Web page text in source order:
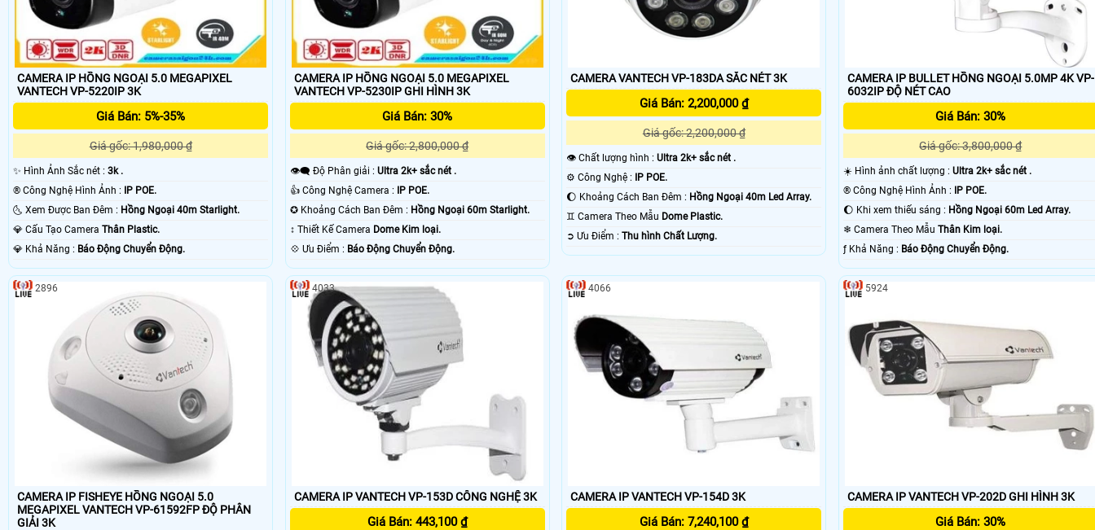
CAMERA IP HỒNG NGOẠI 5.0 MEGAPIXEL
VANTECH VP-5220IP 3K
Giá Bán: 5%-35%
Giá gốc: 1,980,000 ₫
✨ Hình Ảnh Sắc nét : 3k .
®️ Công Nghệ Hình Ảnh : IP POE.
🌜 Xem Được Ban Đêm : Hồng Ngoại 40m Starlight.
💎 Cấu Tạo Camera Thân Plastic.
️💎 Khả Năng : Báo Động Chuyển Động.
CAMERA IP HỒNG NGOẠI 5.0 MEGAPIXEL
VANTECH VP-5230IP GHI HÌNH 3K
Giá Bán: 30%
Giá gốc: 2,800,000 ₫
👁️‍🗨 Độ Phân giải : Ultra 2k+ sắc nét .
👍 Công Nghệ Camera : IP POE.
✪ Khoảng Cách Ban Đêm : Hồng Ngoại 60m Starlight.
↕️ Thiết Kế Camera Dome Kim loại.
️💠 Ưu Điểm : Báo Động Chuyển Động.
CAMERA VANTECH VP-183DA SẮC NÉT 3K
Giá Bán: 2,200,000 ₫
Giá gốc: 2,200,000 ₫
👁 Chất lượng hình :Ultra 2k+ sắc nét .
⚙ Công Nghệ : IP POE.
🌔 Khoảng Cách Ban Đêm : Hồng Ngoại 40m Led Array.
♊ Camera Theo Mẫu Dome Plastic.
️➲ Ưu Điểm :Thu hình Chất Lượng.
CAMERA IP BULLET HỒNG NGOẠI 5.0MP 4K VP-
6032IP ĐỘ NÉT CAO
Giá Bán: 30%
Giá gốc: 3,800,000 ₫
☀️ Hình ảnh chất lượng : Ultra 2k+ sắc nét .
®️ Công Nghệ Hình Ảnh : IP POE.
🌔 Khi xem thiếu sáng : Hồng Ngoại 60m Led Array.
❄ Camera Theo Mẫu Thân Kim loại.
️ƒ Khả Năng : Báo Động Chuyển Động.
CAMERA IP FISHEYE HỒNG NGOẠI 5.0
MEGAPIXEL VANTECH VP-61592FP ĐỘ PHÂN
GIẢI 3K
2896
CAMERA IP VANTECH VP-153D CÔNG NGHỆ 3K
Giá Bán: 443,100 ₫
4033
CAMERA IP VANTECH VP-154D 3K
Giá Bán: 7,240,100 ₫
4066
CAMERA IP VANTECH VP-202D GHI HÌNH 3K
Giá Bán: 30%
5924